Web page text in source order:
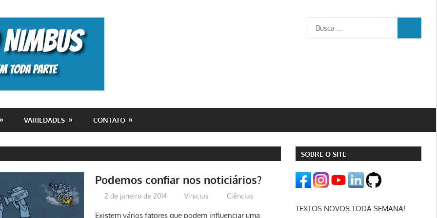
Busca
para:
VARIEDADES CONTATO
Podemos confiar nos noticiários?
2 de janeiro de 2014 Vinicius Ciências
Existem vários fatores que podem influenciar uma
SOBRE O SITE
TEXTOS NOVOS TODA SEMANA!